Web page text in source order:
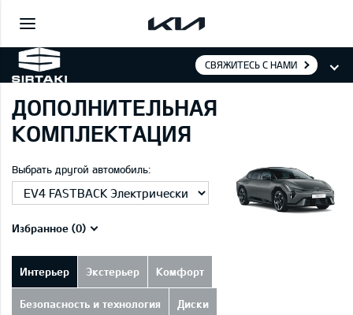
СВЯЖИТЕСЬ С НАМИ
ДОПОЛНИТЕЛЬНАЯ
КОМПЛЕКТАЦИЯ
Выбрать другой автомобиль:
Избранное (0)
Интерьер Экстерьер Комфорт
Безопасность и технология Диски